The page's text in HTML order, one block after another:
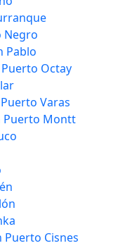
Negro
Pablo
Octay
Varas
Puerto Montt
Puerto Cisnes